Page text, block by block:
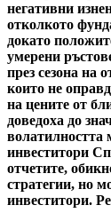
негативни
отколкото
докато
умерени
през сезона на
които не
на цените от
доведоха до
волатилността
инвеститори
отчетите,
стратегии, но
инвеститори.